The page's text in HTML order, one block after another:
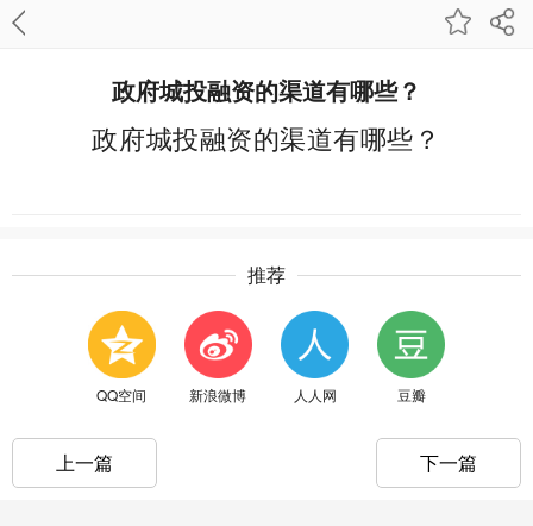
政府城投融资的渠道有哪些？
政府城投融资的渠道有哪些？
推荐
QQ空间 新浪微博 人人网 豆瓣
上一篇 下一篇